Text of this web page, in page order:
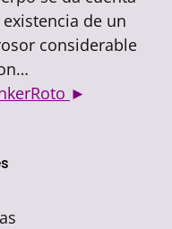
de un
considerable
►